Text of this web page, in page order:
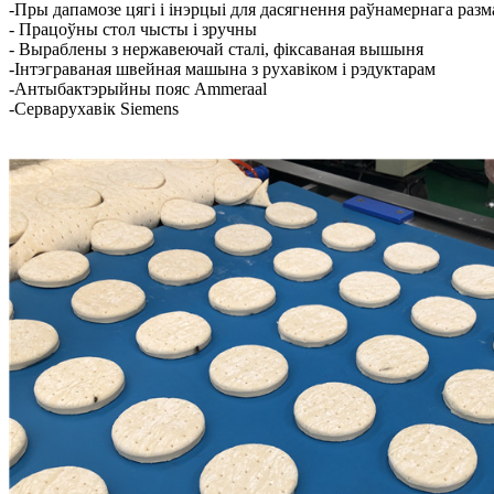
-Пры дапамозе цягі і інэрцыі для дасягнення раўнамернага
- Працоўны стол чысты і зручны
- Выраблены з нержавеючай сталі, фіксаваная вышыня
-Інтэграваная швейная машына з рухавіком і рэдуктарам
-Антыбактэрыйны пояс Ammeraal
-Серварухавік Siemens